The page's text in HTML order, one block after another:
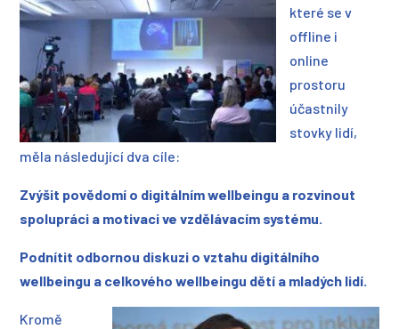
které se v
offline i
online
prostoru
účastnily
stovky lidí,
měla následující dva cíle:
Zvýšit povědomí o digitálním wellbeingu a rozvinout
spolupráci a motivaci ve vzdělávacím systému.
Podnítit odbornou diskuzi o vztahu digitálního
wellbeingu a celkového wellbeingu dětí a mladých lidí.
Kromě